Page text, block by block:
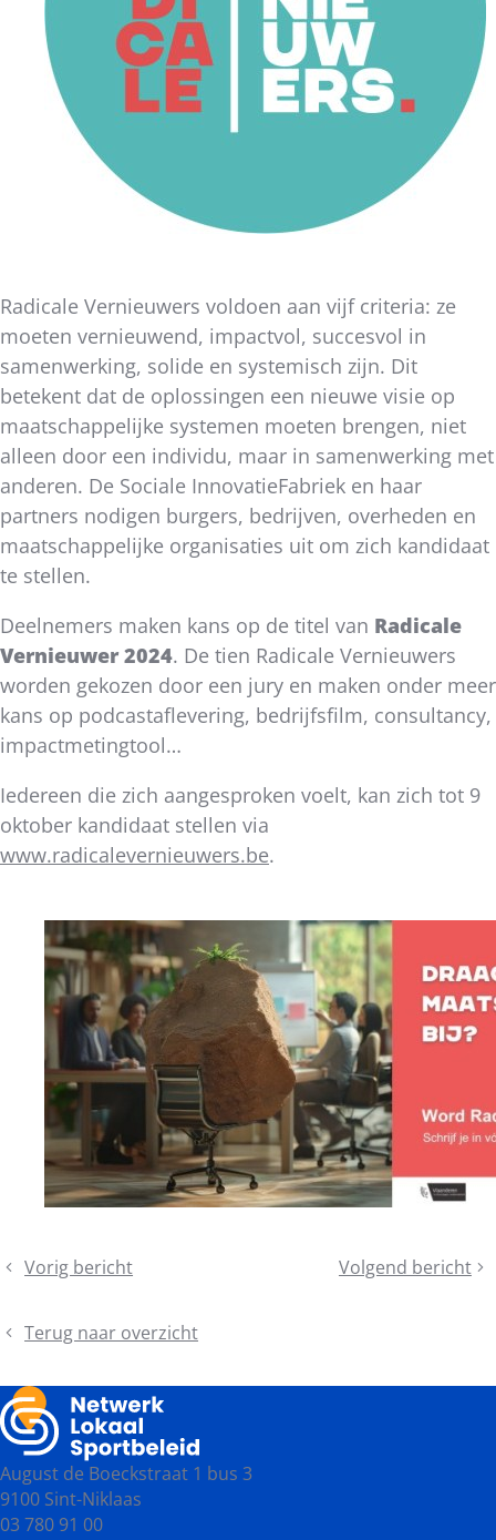
Radicale Vernieuwers voldoen aan vijf criteria: ze
moeten vernieuwend, impactvol, succesvol in
samenwerking, solide en systemisch zijn. Dit
betekent dat de oplossingen een nieuwe visie op
maatschappelijke systemen moeten brengen, niet
alleen door een individu, maar in samenwerking met
anderen. De Sociale InnovatieFabriek en haar
partners nodigen burgers, bedrijven, overheden en
maatschappelijke organisaties uit om zich kandidaat
te stellen.
Deelnemers maken kans op de titel van Radicale
Vernieuwer 2024. De tien Radicale Vernieuwers
worden gekozen door een jury en maken onder meer
kans op podcastaflevering, bedrijfsfilm, consultancy,
impactmetingtool…
Iedereen die zich aangesproken voelt, kan zich tot 9
oktober kandidaat stellen via
www.radicalevernieuwers.be.
Deel
bericht
Vorig bericht
Schaaf
soft
bij:
Twee
inspirerende
opleidingen
op
één
dag!
Volgend bericht
Schrijf
de
Terug naar overzicht
August de Boeckstraat 1 bus 3
9100 Sint-Niklaas
03 780 91 00